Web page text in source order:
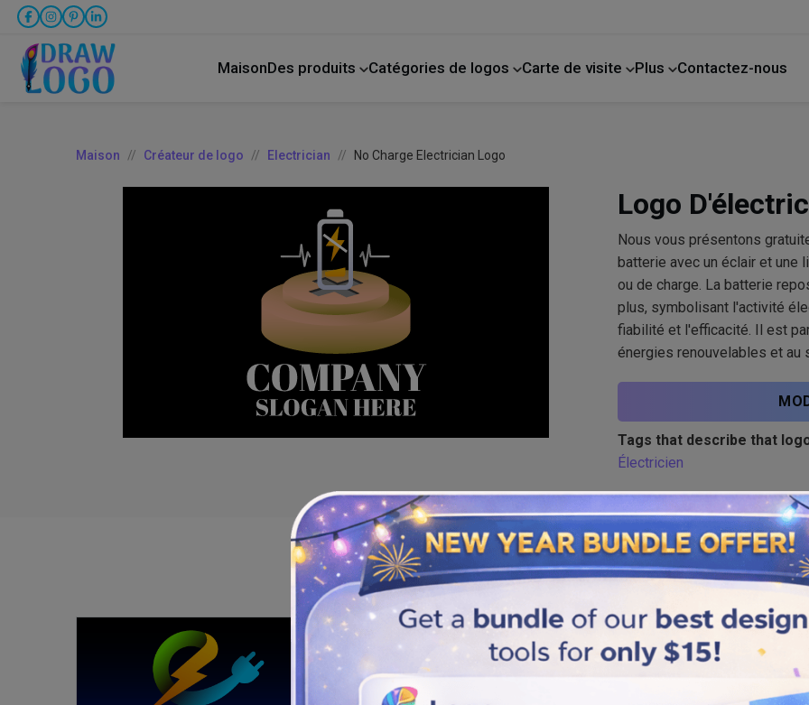
MaisonDes produits Catégories de logos Carte de visite Plus Contactez-nous
Maison Créateur de logo Electrician No Charge Electrician Logo
Logo
Nous vous présentons
batterie avec un éclair et une
ou de charge. La batterie
plus, symbolisant l'activité
fiabilité et l'efficacité. Il est
énergies renouvelables et
Tags that describe that
Électricien
Similar logos